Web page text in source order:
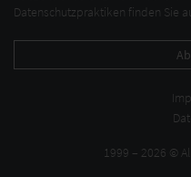
Datenschutzpraktiken finden Sie
1999 – 2026 ©